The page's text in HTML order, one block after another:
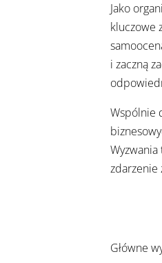
Jako
kluczowe
i zaczną
Wspólnie
zdarzenie
Główne